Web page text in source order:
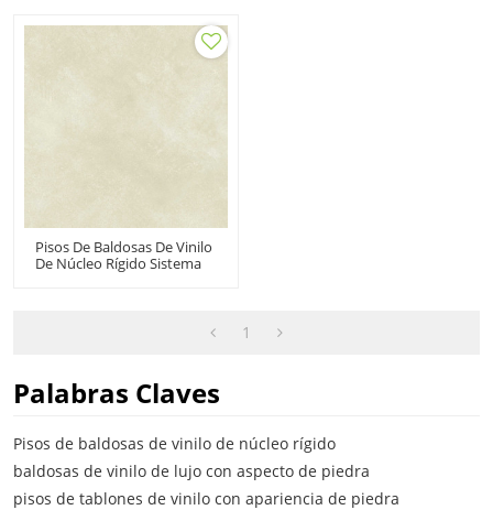
Comerciales Super Stability
Pisos De Baldosas De Vinilo
De Núcleo Rígido Sistema
1
Palabras Claves
Pisos de baldosas de vinilo de núcleo rígido
baldosas de vinilo de lujo con aspecto de piedra
pisos de tablones de vinilo con apariencia de piedra